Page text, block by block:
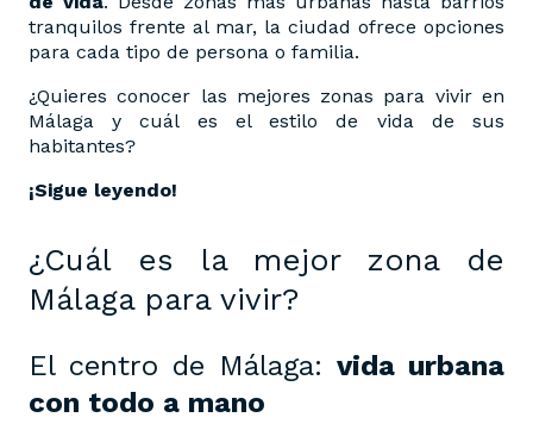
tranquilos frente al mar, la ciudad ofrece opciones
para cada tipo de persona o familia.
¿Quieres conocer las mejores zonas para vivir en
Málaga y cuál es el estilo de vida de sus
habitantes?
¡Sigue leyendo!
¿Cuál es la mejor zona de
Málaga para vivir?
El centro de Málaga: vida urbana
con todo a mano